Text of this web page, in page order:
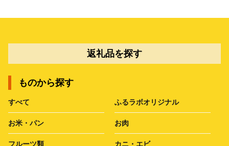
返礼品を探す
ものから探す
すべて ふるラボオリジナル
お米・パン お肉
フルーツ類 カニ・エビ